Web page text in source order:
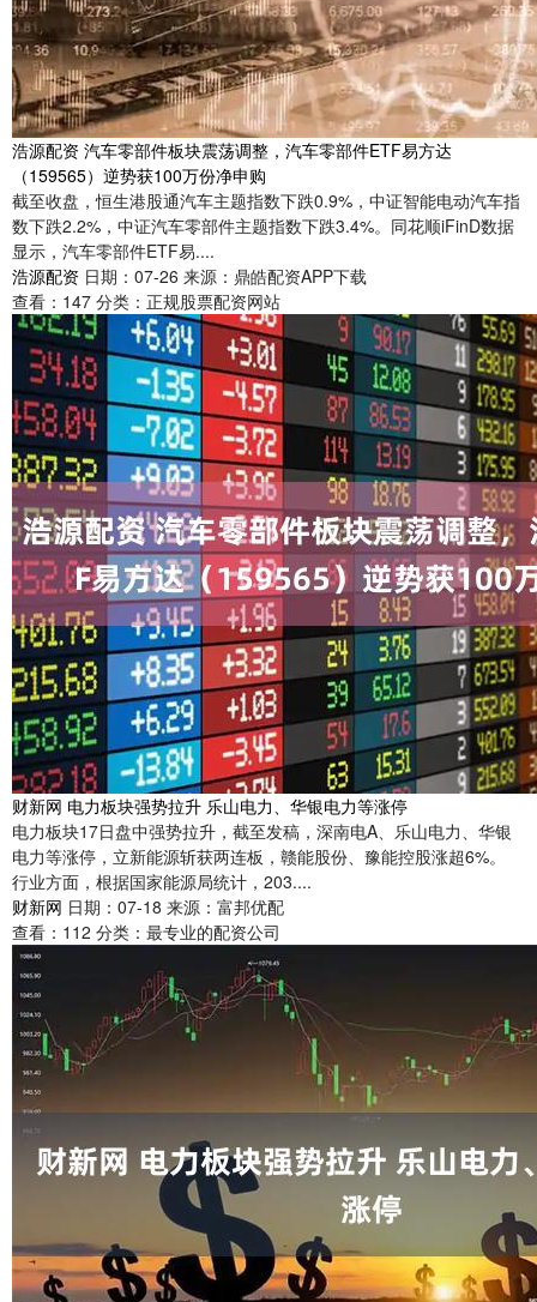
浩源配资 汽车零部件板块震荡调整，汽车零部件ETF易方达
（159565）逆势获100万份净申购
截至收盘，恒生港股通汽车主题指数下跌0.9%，中证智能电动汽车指
数下跌2.2%，中证汽车零部件主题指数下跌3.4%。同花顺iFinD数据
显示，汽车零部件ETF易....
浩源配资 日期：07-26 来源：鼎皓配资APP下载
查看： 147 分类： 正规股票配资网站
财新网 电力板块强势拉升 乐山电力、华银电力等涨停
电力板块17日盘中强势拉升，截至发稿，深南电A、乐山电力、华银
电力等涨停，立新能源斩获两连板，赣能股份、豫能控股涨超6%。
行业方面，根据国家能源局统计，203....
财新网 日期：07-18 来源：富邦优配
查看： 112 分类： 最专业的配资公司